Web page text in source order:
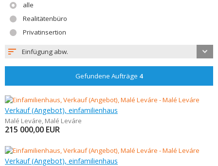
alle
Realitätenbüro
Privatinsertion
Einfügung abw.
Gefundene Aufträge 4
Verkauf (Angebot), einfamilienhaus
Malé Leváre, Malé Leváre
215 000,00 EUR
Verkauf (Angebot), einfamilienhaus